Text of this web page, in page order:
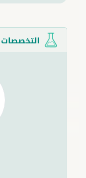
التخصصات